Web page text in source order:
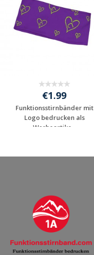
€1.99
Funktionsstirnbänder mit
Logo bedrucken als
Werbeartike...